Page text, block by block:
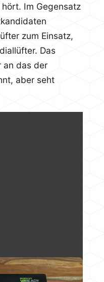
Im Gegensatz
zum Einsatz,
Das
an das der
aber seht